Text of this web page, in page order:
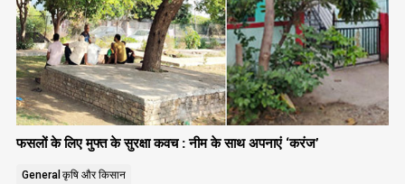
फसलों के लिए मुफ्त के सुरक्षा कवच : नीम के साथ अपनाएं ‘करंज’
General कृषि और किसान